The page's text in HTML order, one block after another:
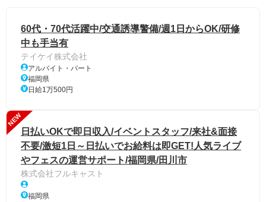
60代・70代活躍中/交通誘導警備/週1日からOK/研修
中も手当有
テイケイ株式会社
アルバイト・パート
福岡県
日給1万500円
NEW
日払いOKで即日収入/イベントスタッフ/来社&面接
不要/激短1日～日払いでお給料は即GET!人気ライブ
やフェスの運営サポート/福岡県/田川市
株式会社フルキャスト
福岡県